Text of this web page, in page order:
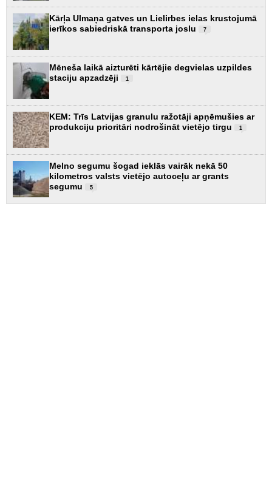
Kārļa Ulmaņa gatves un Lielirbes ielas krustojumā
ierīkos sabiedriskā transporta joslu
7
Mēneša laikā aizturēti kārtējie degvielas uzpildes
staciju apzadzēji
1
KEM: Trīs Latvijas granulu ražotāji apņēmušies ar
produkciju prioritāri nodrošināt vietējo tirgu
1
Melno segumu šogad ieklās vairāk nekā 50
kilometros valsts vietējo autoceļu ar grants
segumu
5